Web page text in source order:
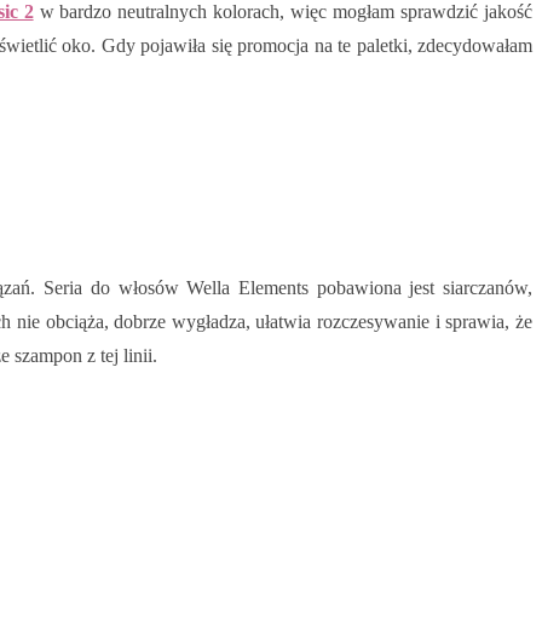
2w bardzo neutralnych kolorach, więc mogłam sprawdzić jakość
oko. Gdy pojawiła się promocja na te paletki, zdecydowałam
Seria do włosów Wella Elements pobawiona jest siarczanów,
obciąża, dobrze wygładza, ułatwia rozczesywanie i sprawia, że
szampon z tej linii.